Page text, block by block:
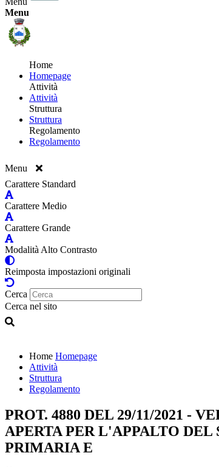
Menu
Home
Homepage
Attività
Attività
Struttura
Struttura
Regolamento
Regolamento
Menu
Carattere Standard
Carattere Medio
Carattere Grande
Modalità Alto Contrasto
Reimposta impostazioni originali
Cerca
Cerca nel sito
Home Homepage
Attività
Struttura
Regolamento
PROT. 4880 DEL 29/11/2021 -
APERTA PER L'APPALTO
PRIMARIA E